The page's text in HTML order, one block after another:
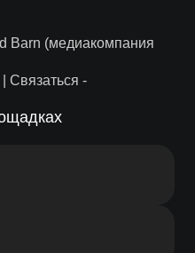
Barn (медиакомпания
| Связаться -